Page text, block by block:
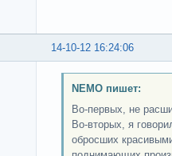
14-10-12 16:24:06
NEMO пишет:
Во-первых, не
Во-вторых, я
обросших